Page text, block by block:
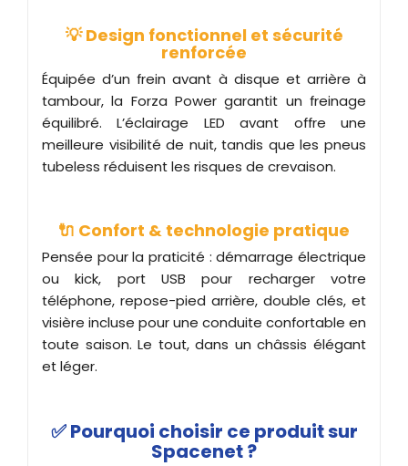
💡 Design fonctionnel et sécurité
renforcée
Équipée d’un frein avant à disque et arrière à
tambour, la Forza Power garantit un freinage
équilibré. L’éclairage LED avant offre une
meilleure visibilité de nuit, tandis que les pneus
tubeless réduisent les risques de crevaison.
🔌 Confort & technologie pratique
Pensée pour la praticité : démarrage électrique
ou kick, port USB pour recharger votre
téléphone, repose-pied arrière, double clés, et
visière incluse pour une conduite confortable en
toute saison. Le tout, dans un châssis élégant
et léger.
✅ Pourquoi choisir ce produit sur
Spacenet ?